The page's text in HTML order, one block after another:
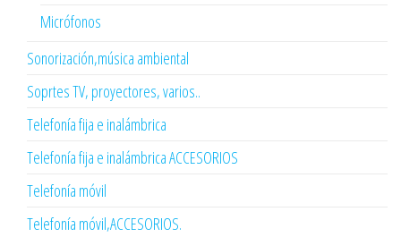
Micrófonos
Sonorización,música ambiental
Soprtes TV, proyectores, varios..
Telefonía fija e inalámbrica
Telefonía fija e inalámbrica ACCESORIOS
Telefonía móvil
Telefonía móvil,ACCESORIOS.